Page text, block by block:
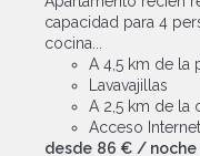
capacidad para 4
cocina...
A 4,5 km de la
Lavavajillas
A 2,5 km de la
Acceso Internet
desde 86 € / noche